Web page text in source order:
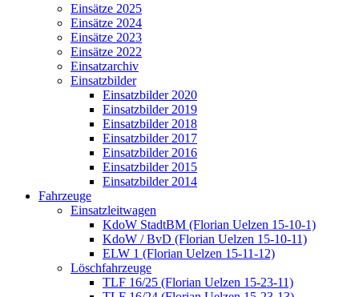
Einsätze 2025
Einsätze 2024
Einsätze 2023
Einsätze 2022
Einsatzarchiv
Einsatzbilder
Einsatzbilder 2020
Einsatzbilder 2019
Einsatzbilder 2018
Einsatzbilder 2017
Einsatzbilder 2016
Einsatzbilder 2015
Einsatzbilder 2014
Fahrzeuge
Einsatzleitwagen
KdoW StadtBM (Florian Uelzen 15-10-1)
KdoW / BvD (Florian Uelzen 15-10-11)
ELW 1 (Florian Uelzen 15-11-12)
Löschfahrzeuge
TLF 16/25 (Florian Uelzen 15-23-11)